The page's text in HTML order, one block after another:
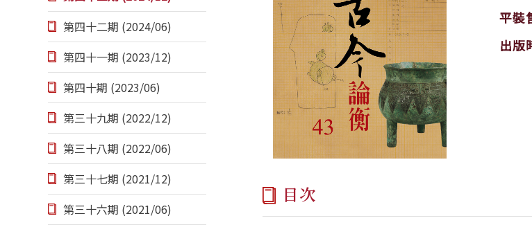
第四十二期 (2024/06)
第四十一期 (2023/12)
第四十期 (2023/06)
第三十九期 (2022/12)
第三十八期 (2022/06)
第三十七期 (2021/12)
第三十六期 (2021/06)
平裝
出版
目次